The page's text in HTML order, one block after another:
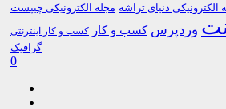
الکترونیکی دنیای تراشه مجله الکترونیکی چیپست
وردپرس کسب و کار کسب و کار اینترنتی
گرافیک
0